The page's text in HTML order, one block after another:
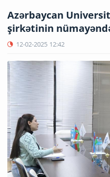
Azərbaycan
şirkətinin
12-02-2025 12:42